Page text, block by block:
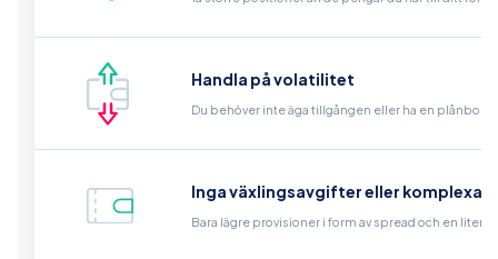
Handla på volatilitet
Du behöver inte äga tillgången eller ha en plånbok
Inga växlingsavgifter eller komplexa
Bara lägre provisioner i form av spread och en liten